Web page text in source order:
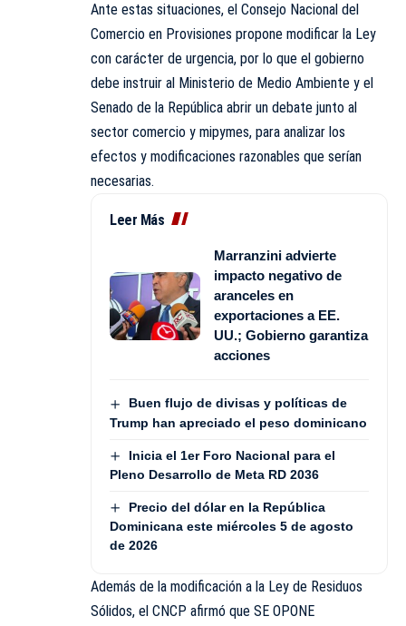
Ante estas situaciones, el Consejo Nacional del
Comercio en Provisiones propone modificar la Ley
con carácter de urgencia, por lo que el gobierno
debe instruir al Ministerio de Medio Ambiente y el
Senado de la República abrir un debate junto al
sector comercio y mipymes, para analizar los
efectos y modificaciones razonables que serían
necesarias.
Leer Más
Marranzini advierte
impacto negativo de
aranceles en
exportaciones a EE.
UU.; Gobierno garantiza
acciones
Buen flujo de divisas y políticas de
Trump han apreciado el peso dominicano
Inicia el 1er Foro Nacional para el
Pleno Desarrollo de Meta RD 2036
Precio del dólar en la República
Dominicana este miércoles 5 de agosto
de 2026
Además de la modificación a la Ley de Residuos
Sólidos, el CNCP afirmó que SE OPONE